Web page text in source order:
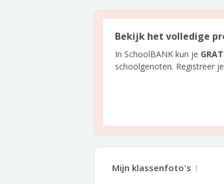
Bekijk het volledige
In SchoolBANK kun je
schoolgenoten. Registreer
Mijn klassenfoto's 1